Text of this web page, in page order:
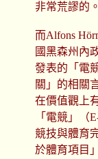
非常荒謬的。
而Alfons
國黑森州內
發表的「電
關」的相關
在價值觀上
「電競」（
競技與體育
於體育項目